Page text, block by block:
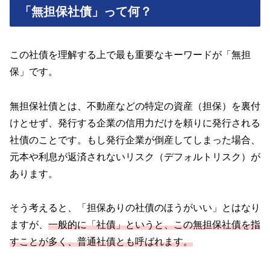
「無担保社債」って何？
この社債を理解する上で最も重要なキーワードが「無担
保」です。
無担保社債とは、不動産などの特定の資産（担保）を裏付
けとせず、発行する企業の信用力だけを頼りに発行される
社債のことです。もし発行企業が倒産してしまった場合、
元本や利息が返済されないリスク（デフォルトリスク）が
あります。
そう考えると、「担保ありの社債のほうがいい」とはなり
ますが、 一般的に「社債」というと、この無担保社債を指
すことが多く、普通社債とも呼ばれます。